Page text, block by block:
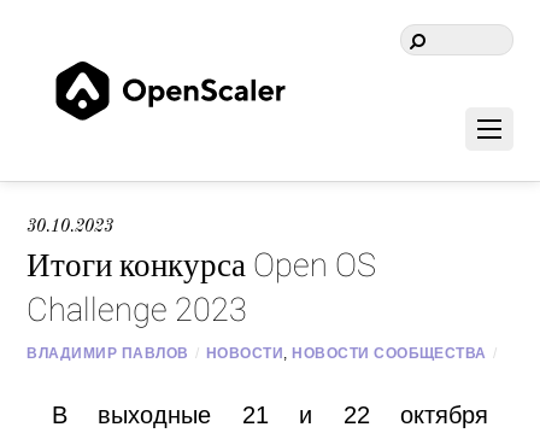
30.10.2023
Итоги конкурса Open OS
Challenge 2023
ВЛАДИМИР ПАВЛОВ / НОВОСТИ , НОВОСТИ СООБЩЕСТВА /
В выходные 21 и 22 октября